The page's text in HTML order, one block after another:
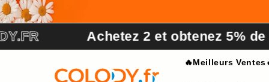
et
passer
au
contenu Achetez 2 et obtenez 5% de
🔥Meilleurs